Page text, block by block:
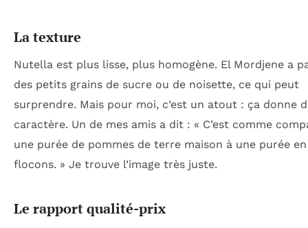
La texture
Nutella est plus lisse, plus homogène. El Mordjene a
des petits grains de sucre ou de noisette, ce qui peut
surprendre. Mais pour moi, c’est un atout : ça donne
caractère. Un de mes amis a dit : « C’est comme
une purée de pommes de terre maison à une purée en
flocons. » Je trouve l’image très juste.
Le rapport qualité-prix